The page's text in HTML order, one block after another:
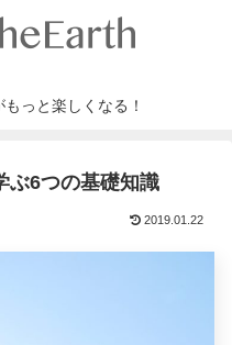
っと楽しくなる！
ぶ6つの基礎知識
2019.01.22